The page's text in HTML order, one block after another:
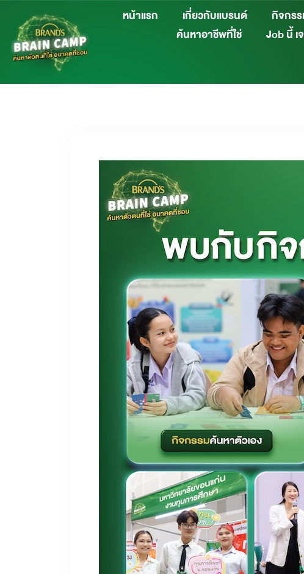
หน้าแรก เกี่ยวกับแบรนด์ กิจกร
ค้นหาอาชีพที่ใช่
Job นี้ เ